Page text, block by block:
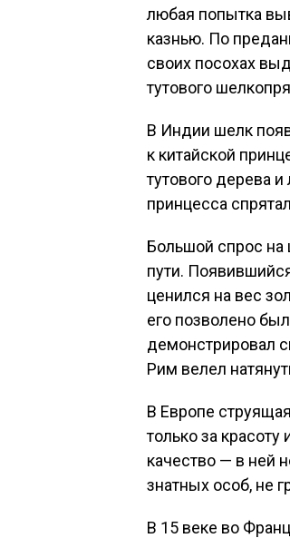
любая попытка
казнью. По
своих посохах
тутового
В Индии шелк
к китайской
тутового дерева
принцесса
Большой спрос
пути.
ценился на вес
его позволено
демонстрировал
Рим велел
В Европе
только за
качество — в ней
знатных особ, не
В 15 веке во